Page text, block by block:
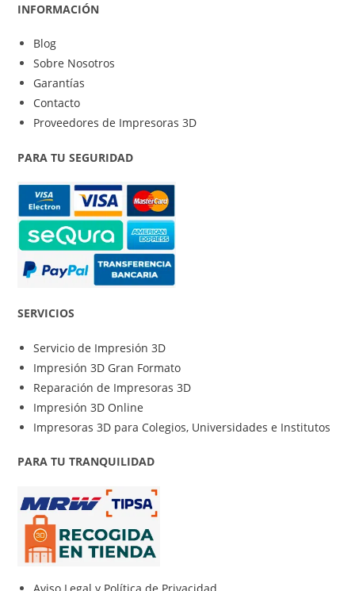
INFORMACIÓN
Blog
Sobre Nosotros
Garantías
Contacto
Proveedores de Impresoras 3D
PARA TU SEGURIDAD
SERVICIOS
Servicio de Impresión 3D
Impresión 3D Gran Formato
Reparación de Impresoras 3D
Impresión 3D Online
Impresoras 3D para Colegios, Universidades e Institutos
PARA TU TRANQUILIDAD